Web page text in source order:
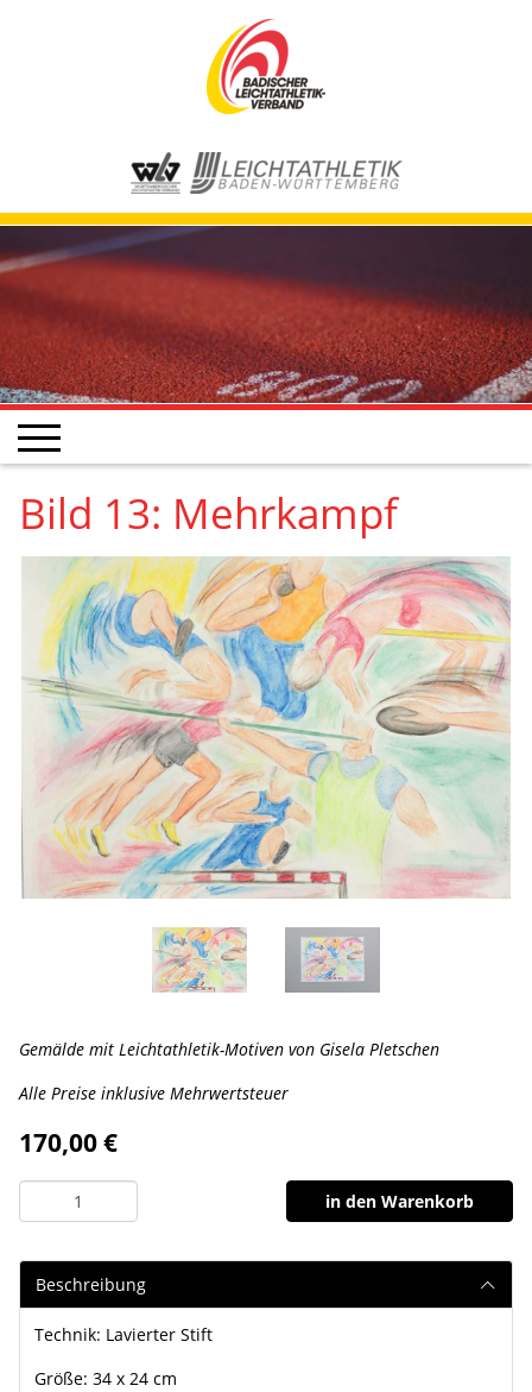
Bild 13: Mehrkampf
Gemälde mit Leichtathletik-Motiven von Gisela Pletschen
Alle Preise inklusive Mehrwertsteuer
170,00 €
in den Warenkorb
Beschreibung
Technik: Lavierter Stift
Größe: 34 x 24 cm